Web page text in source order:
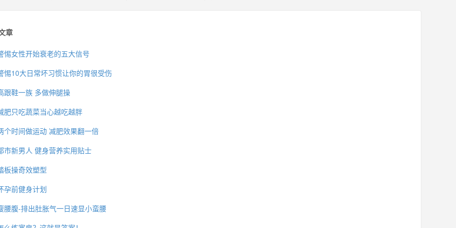
章
惕女性开始衰老的五大信号
惕10大日常坏习惯让你的胃很受伤
跟鞋一族 多做伸腿操
肥只吃蔬菜当心越吃越胖
个时间做运动 减肥效果翻一倍
市新男人 健身营养实用贴士
板操奇效塑型
孕前健身计划
腰腹-排出肚胀气一日速显小蛮腰